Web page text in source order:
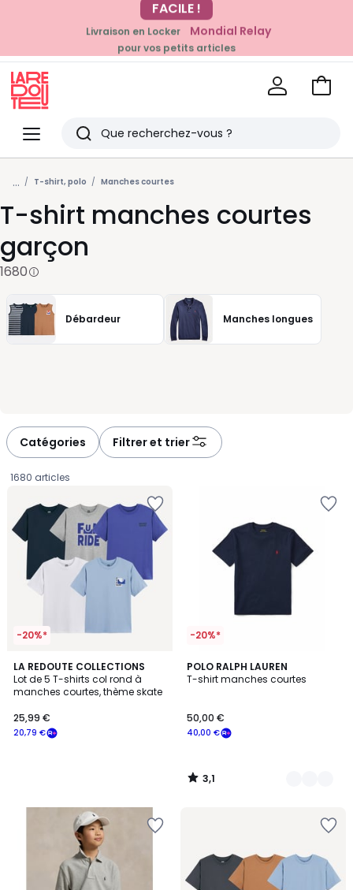
EN CE MOMENT
-20% dès 39€*
sur la mode
Livraison en Locker Mondial Relay
pour vos petits articles
Menu
Redoute
Rechercher
Derniers
articles
vus
Voir
... T-shirt, polo Manches courtes
T-shirt manches courtes
garçon
1680
Débardeur Manches longues
Catégories Filtrer et trier
1680 articles
-20%*
LA REDOUTE COLLECTIONS
Lot de 5 T-shirts col rond à
manches courtes, thème skate
€
souscrivez
20,79 €
25,99 €
-20%*
POLO RALPH LAUREN
T-shirt manches courtes
40,00 €
50,00 €
3,1
/
7
Couleurs
3,1
/